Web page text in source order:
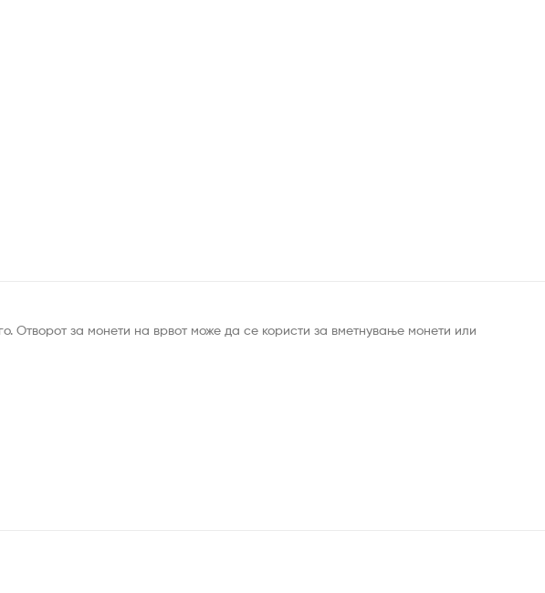
Отворот за монети на врвот може да се користи за вметнување монети или